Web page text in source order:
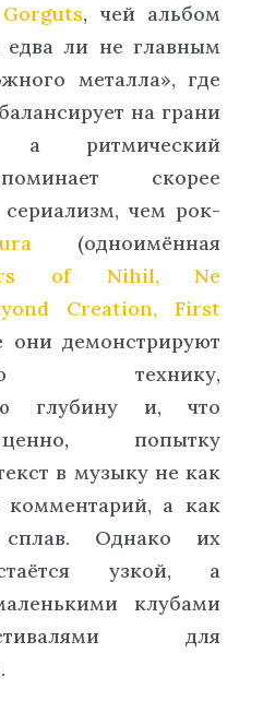
Gorguts, чей альбом
едва ли не главным
металла», где
на грани
а ритмический
скорее
сериализм, чем рок-
(одноимённая
of Nihil, Ne
Creation, First
демонстрируют
технику,
глубину и, что
попытку
в музыку не как
комментарий, а как
сплав. Однако их
узкой, а
клубами
для